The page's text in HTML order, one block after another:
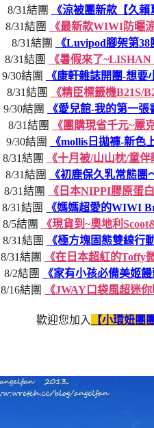
8/31結團
《涼被團新款【久
8/31結團
《最新款WIWI防曬
8/31結團
《Luvipod腳架第
8/31結團
《暑假來了
9/30結團
《康軒雜誌開團-想
8/31結團
《精臣標籤機B21S/
9/30結團
《愛兒館-我的第一
8/31結團
《團購現省千元~麗
9/30結團
《mollis日拋褲-新
8/31結團
《十月被/山山枕/童
8/31結團
《初鹿保久乳常態
8/31結團
《日本NIPPI膠原蛋
8/31結團
《媽媽超愛的WIWI
8/5結團
《現貨到~奧地利
8/31結團
《極方塊固態雙線行
8/31結團
《在日本超紅的Toffy
8/2結團
《家有小孩必備美姬
8/16結團
《JWAY口袋風超迷
歡迎您加入 【小環妞團